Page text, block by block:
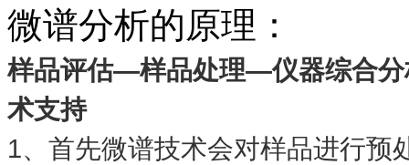
微谱分析的原理：
样品评估―样品处理―仪器综合
术支持
1、首先微谱技术会对样品进行预